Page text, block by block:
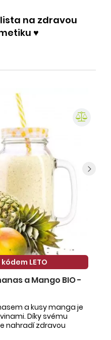
na zdravou
♥️
LETO
a Mango BIO -
a kusy manga je
Díky svému
nahradí zdravou